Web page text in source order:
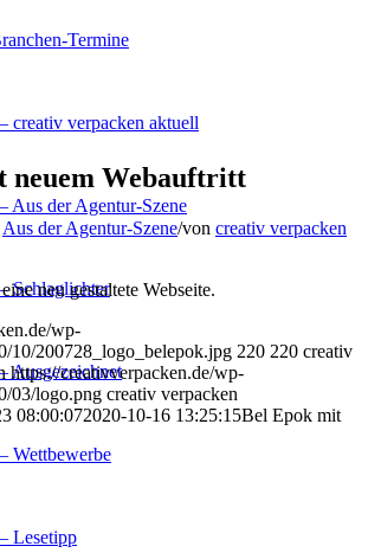
Termine
creativ verpacken aktuell
Aus der Agentur-Szene
Schlaglichter
Ausgezeichnet
Wettbewerbe
Lesetipp
neuem Webauftritt
Aus der Agentur-Szene/von creativ verpacken
neu gestaltete Webseite.
wp-
10/200728_logo_belepok.jpg 220 220 creativ
https://creativverpacken.de/wp-
03/logo.png creativ verpacken
08:00:072020-10-16 13:25:15Bel Epok mit